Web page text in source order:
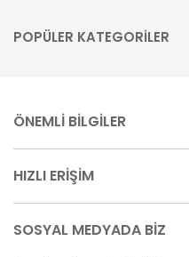
POPÜLER KATEGORİLER
ÖNEMLİ BİLGİLER
HIZLI ERİŞİM
SOSYAL MEDYADA BİZ